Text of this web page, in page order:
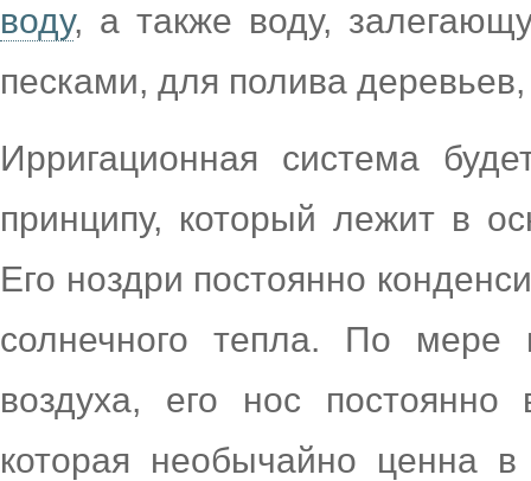
воду, а также воду,
песками, для полива
Ирригационная система
принципу, который лежит в
Его ноздри постоянно
солнечного тепла. По мере
воздуха, его нос постоянно
которая необычайно ценна